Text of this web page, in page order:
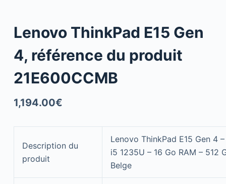
Lenovo ThinkPad E15 Gen
4, référence du produit
21E600CCMB
1,194.00€
Description du
produit
Lenovo ThinkPad E15 Gen 4
i5 1235U – 16 Go RAM – 512
Belge